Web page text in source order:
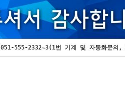
051-555-2332~3(1번 기계 및 자동화문의